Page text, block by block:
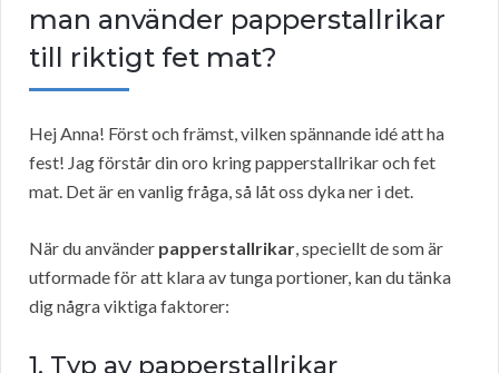
man använder papperstallrikar
till riktigt fet mat?
Hej Anna! Först och främst, vilken spännande idé att ha
fest! Jag förstår din oro kring papperstallrikar och fet
mat. Det är en vanlig fråga, så låt oss dyka ner i det.
När du använder papperstallrikar, speciellt de som är
utformade för att klara av tunga portioner, kan du tänka
dig några viktiga faktorer:
1. Typ av papperstallrikar